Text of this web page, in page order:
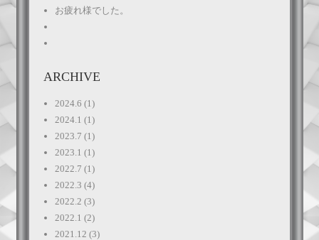
お疲れ様でした。
ARCHIVE
2024.6 (1)
2024.1 (1)
2023.7 (1)
2023.1 (1)
2022.7 (1)
2022.3 (4)
2022.2 (3)
2022.1 (2)
2021.12 (3)